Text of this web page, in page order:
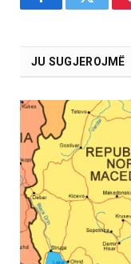
FacebookTwitter
JU SUGJEROJMË